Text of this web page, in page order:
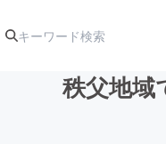
秩父地域